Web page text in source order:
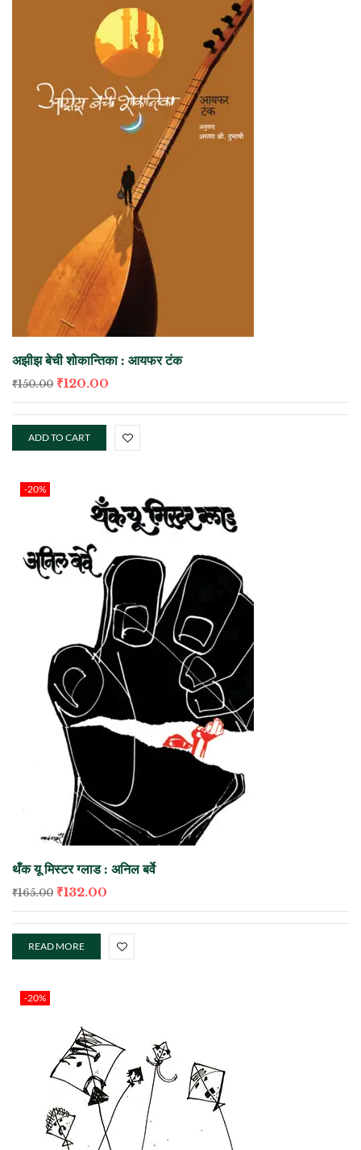
अझीझ बेची शोकान्तिका : आयफर टंक
₹150.00 ₹120.00
ADD TO CART
-20%
थँक यू मिस्टर ग्लाड : अनिल बर्वे
₹165.00 ₹132.00
READ MORE
-20%